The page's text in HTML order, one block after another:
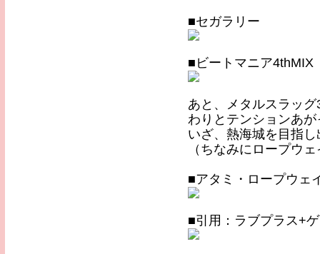
■セガラリー
■ビートマニア4thMIX
あと、メタルスラッ
わりとテンションあ
いざ、熱海城を目指し
（ちなみにロープウ
■アタミ・ロープウェ
■引用：ラブプラス+